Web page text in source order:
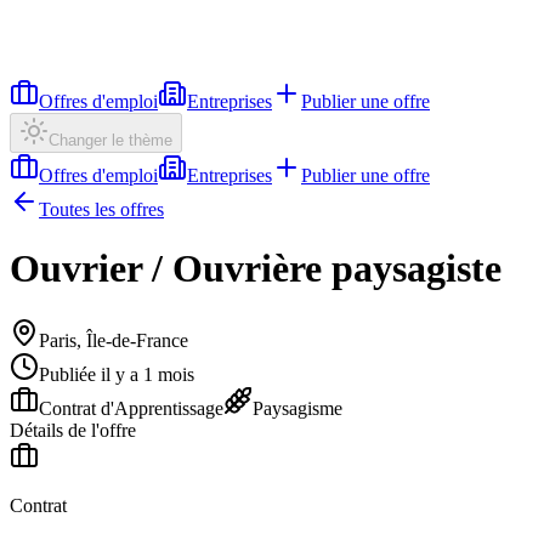
Offres d'emploi Entreprises Publier une offre
Changer le thème
Offres d'emploi Entreprises
Publier une offre
Toutes les offres
Ouvrier / Ouvrière paysagiste
Paris, Île-de-France
Publiée il y a 1 mois
Contrat d'Apprentissage
Paysagisme
Détails de l'offre
Contrat